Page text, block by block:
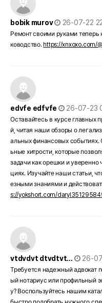
bobik murov
작성일
26-07-22
Ремонт своими руками теперь
ководство. https://xnxoxo.com/
edvfe edfvfe
작성일
26-07-23
Оставайтесь в курсе главных
й, читая наши обзоры о
альных финансовых событиях.
ьные хитрости, которые
задачи как орешки и уверенно
циях. Изучайте наши статьи,
езными знаниями и
s://yokshort.com/
vtdvdvt dtvdtvt…
작성일
26-
Требуется надежный адвокат
ый нотариус или профильный
у? Воспользуйтесь нашим